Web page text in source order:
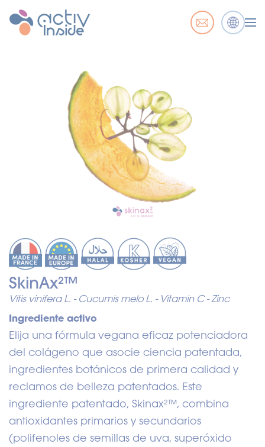
SkinAx²™
Vitis vinifera L. - Cucumis melo L. - Vitamin C - Zinc
Ingrediente activo
Elija una fórmula vegana eficaz potenciadora
del colágeno que asocie ciencia patentada,
ingredientes botánicos de primera calidad y
reclamos de belleza patentados. Este
ingrediente patentado, Skinax²™, combina
antioxidantes primarios y secundarios
(polifenoles de semillas de uva, superóxido